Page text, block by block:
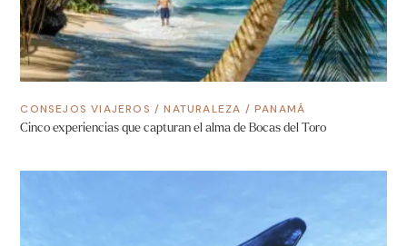
CONSEJOS VIAJEROS /NATURALEZA /PANAMÁ
Cinco experiencias que capturan el alma de Bocas del Toro